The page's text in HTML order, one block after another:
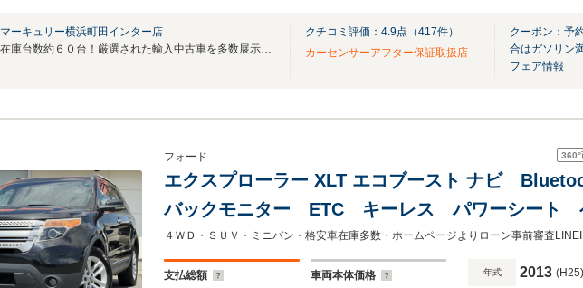
マーキュリー横浜町田インター店
在庫台数約６０台！厳選された輸入中古車を多数展示中！東名横浜町田ICより車で５分！
クチコミ評価： 4.9点（417件）
カーセンサーアフター保証取扱店
クーポン：予
合はガソリン
フェア情報
360°
フォード
エクスプローラー XLT エコブースト ナビ
バックモニター ETC キーレス パワーシート
シートヒーター 前後ドライブレコーダー ア
ルーフレール 取説
支払総額 車両本体価格 年式 2013 (H25)